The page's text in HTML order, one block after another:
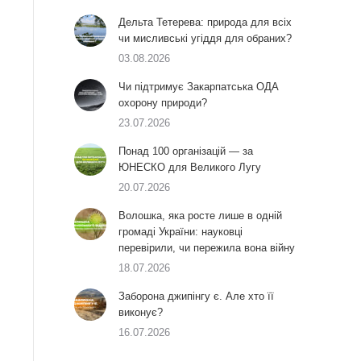
Дельта Тетерева: природа для всіх
чи мисливські угіддя для обраних?
03.08.2026
Чи підтримує Закарпатська ОДА
охорону природи?
23.07.2026
Понад 100 організацій — за
ЮНЕСКО для Великого Лугу
20.07.2026
Волошка, яка росте лише в одній
громаді України: науковці
перевірили, чи пережила вона війну
18.07.2026
Заборона джипінгу є. Але хто її
виконує?
16.07.2026